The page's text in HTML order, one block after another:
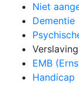
Niet
Dementie
Verslaving
EMB
Handicap